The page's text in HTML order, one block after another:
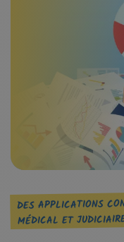
DES APPLICATIONS
MÉDICAL ET